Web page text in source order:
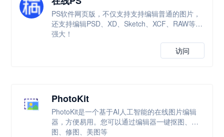
PS软件网页版，不仅支持支持编辑普通的图片，
还支持编辑PSD、XD、Sketch、XCF、RAW等，
强大！
访问
PhotoKit
PhotoKit是一个基于AI人工智能的在线图片编辑
器，方便易用。您可以通过编辑器一键抠图、改
图、修图、美图等